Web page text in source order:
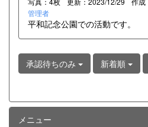
管理者
平和記念公園での活動です。
承認待ちのみ 新着順
メニュー